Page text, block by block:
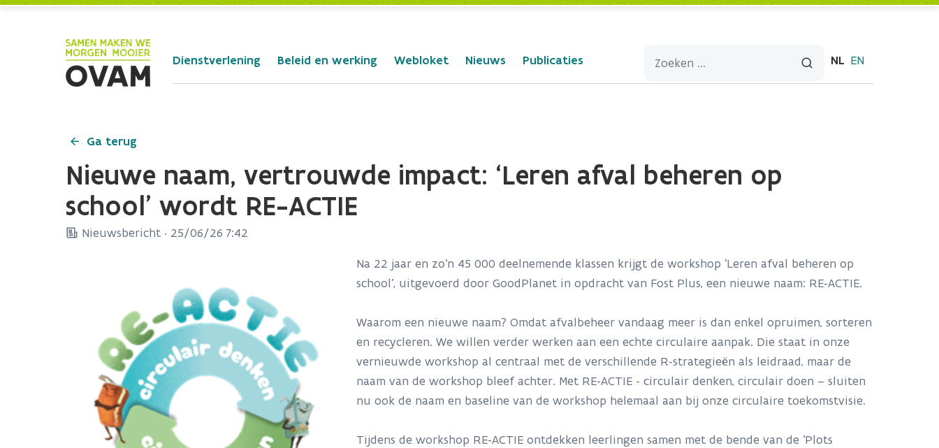
Dienstverlening Beleid en werking Webloket Nieuws Publicaties NL EN
Ga terug
Nieuwe naam, vertrouwde impact: ‘Leren afval beheren op
school’ wordt RE-ACTIE
Nieuwsbericht · 25/06/26 7:42
Na 22 jaar en zo'n 45 000 deelnemende klassen krijgt de workshop ‘Leren afval beheren op
school’, uitgevoerd door GoodPlanet in opdracht van Fost Plus, een nieuwe naam: RE-ACTIE.
Waarom een nieuwe naam? Omdat afvalbeheer vandaag meer is dan enkel opruimen, sorteren
en recycleren. We willen verder werken aan een echte circulaire aanpak. Die staat in onze
vernieuwde workshop al centraal met de verschillende R-strategieën als leidraad, maar de
naam van de workshop bleef achter. Met RE-ACTIE - circulair denken, circulair doen – sluiten
nu ook de naam en baseline van de workshop helemaal aan bij onze circulaire toekomstvisie.
Tijdens de workshop RE-ACTIE ontdekken leerlingen samen met de bende van de ‘Plots